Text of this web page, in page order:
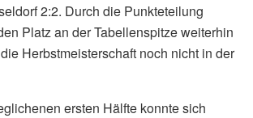
2:2. Durch die Punkteteilung
Platz an der Tabellenspitze weiterhin
Herbstmeisterschaft noch nicht in der
ersten Hälfte konnte sich